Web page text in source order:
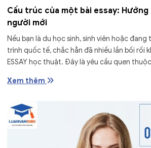
Cấu trúc của một bài essay:
người mới
Nếu bạn là du học sinh, sinh viên hoặc
trình quốc tế, chắc hẳn đã nhiều lần bối rối
ESSAY học thuật. Đây là yêu cầu quen
Xem thêm